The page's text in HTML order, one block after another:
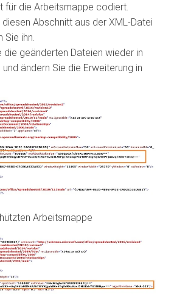
für die Arbeitsmappe codiert.
diesen Abschnitt aus der XML-Datei
Sie ihn.
die geänderten Dateien wieder in
ändern Sie die Erweiterung in
Arbeitsmappe